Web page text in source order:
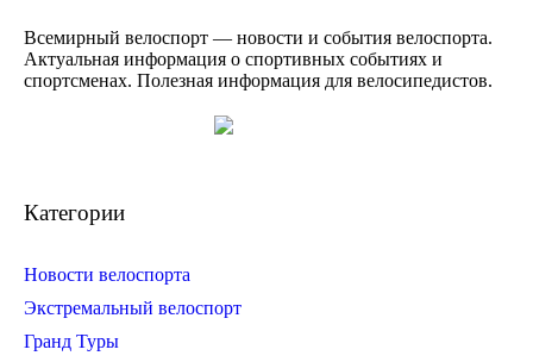
Всемирный велоспорт — новости и события велоспорта.
Актуальная информация о спортивных событиях и
спортсменах. Полезная информация для велосипедистов.
Категории
Новости велоспорта
Экстремальный велоспорт
Гранд Туры